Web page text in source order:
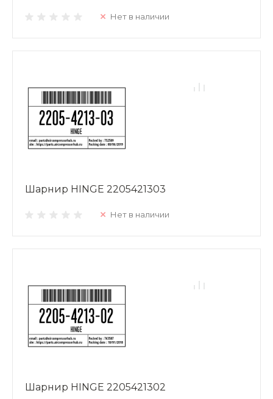
Нет в наличии
Шарнир HINGE 2205421303
Нет в наличии
Шарнир HINGE 2205421302